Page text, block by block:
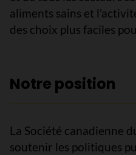
aliments sains et
des choix plus faciles
Notre position
La Société canadienne
soutenir les politiques